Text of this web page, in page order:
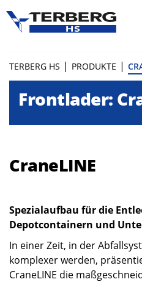
TERBERG HS | PRODUKTE |
Frontlader:
CraneLINE
Spezialaufbau für die
Depotcontainern und
In einer Zeit, in der
komplexer werden,
CraneLINE die